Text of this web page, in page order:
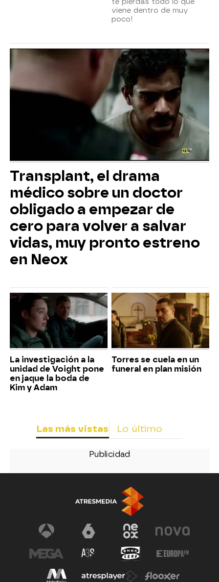
viene dentro de muy
poco!
Transplant, el drama
médico sobre un doctor
obligado a empezar de
cero para volver a salvar
vidas, muy pronto estreno
en Neox
La investigación a la
unidad de Voight pone
en jaque la boda de
Kim y Adam
Torres se cuela en un
funeral en plan misión
Las más vistas Lo último